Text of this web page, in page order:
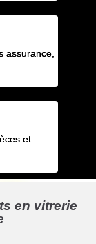
assurance,
et
en vitrerie